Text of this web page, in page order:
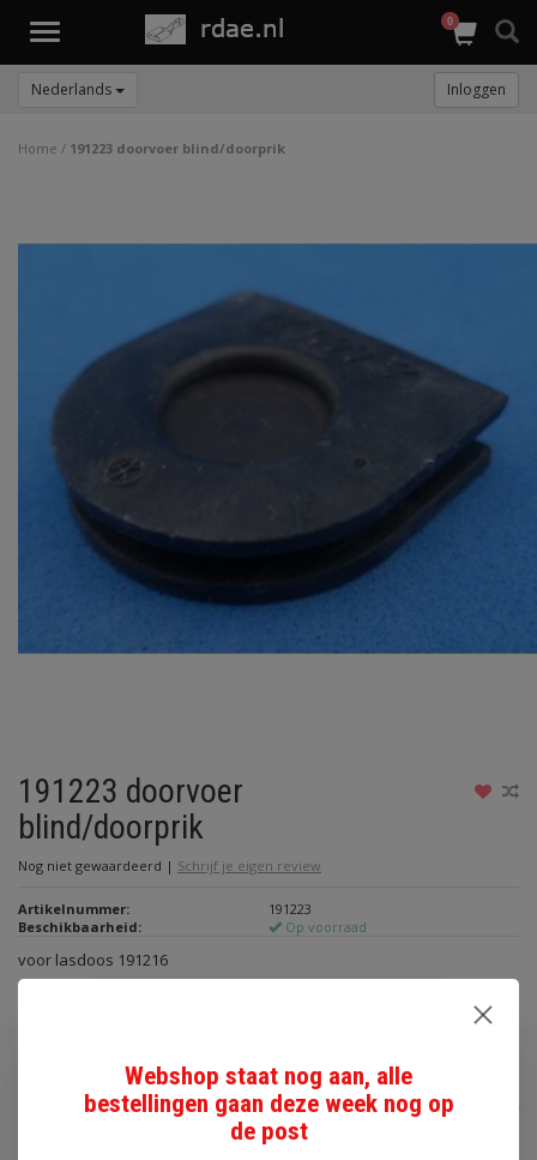
Toggle
0
Nederlands Inloggen
Home / 191223 doorvoer blind/doorprik
191223 doorvoer
blind/doorprik
Nog niet gewaardeerd | Schrijf je eigen review
Artikelnummer:
191223
Beschikbaarheid:
Op voorraad
voor lasdoos 191216
Toevoegen aan winkelwagen
Webshop staat nog aan, alle
bestellingen gaan deze week nog op
de post